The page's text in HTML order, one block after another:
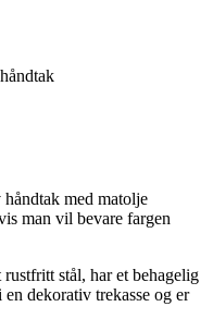
med matolje
man vil bevare fargen
stål, har et behagelig
dekorativ trekasse og er